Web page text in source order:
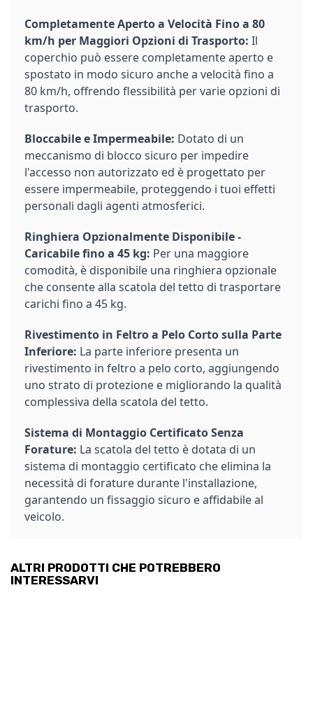
Completamente Aperto a Velocità Fino a 80
km/h per Maggiori Opzioni di Trasporto: Il
coperchio può essere completamente aperto e
spostato in modo sicuro anche a velocità fino a
80 km/h, offrendo flessibilità per varie opzioni di
trasporto.
Bloccabile e Impermeabile: Dotato di un
meccanismo di blocco sicuro per impedire
l'accesso non autorizzato ed è progettato per
essere impermeabile, proteggendo i tuoi effetti
personali dagli agenti atmosferici.
Ringhiera Opzionalmente Disponibile -
Caricabile fino a 45 kg: Per una maggiore
comodità, è disponibile una ringhiera opzionale
che consente alla scatola del tetto di trasportare
carichi fino a 45 kg.
Rivestimento in Feltro a Pelo Corto sulla Parte
Inferiore: La parte inferiore presenta un
rivestimento in feltro a pelo corto, aggiungendo
uno strato di protezione e migliorando la qualità
complessiva della scatola del tetto.
Sistema di Montaggio Certificato Senza
Forature: La scatola del tetto è dotata di un
sistema di montaggio certificato che elimina la
necessità di forature durante l'installazione,
garantendo un fissaggio sicuro e affidabile al
veicolo.
ALTRI PRODOTTI CHE POTREBBERO
INTERESSARVI